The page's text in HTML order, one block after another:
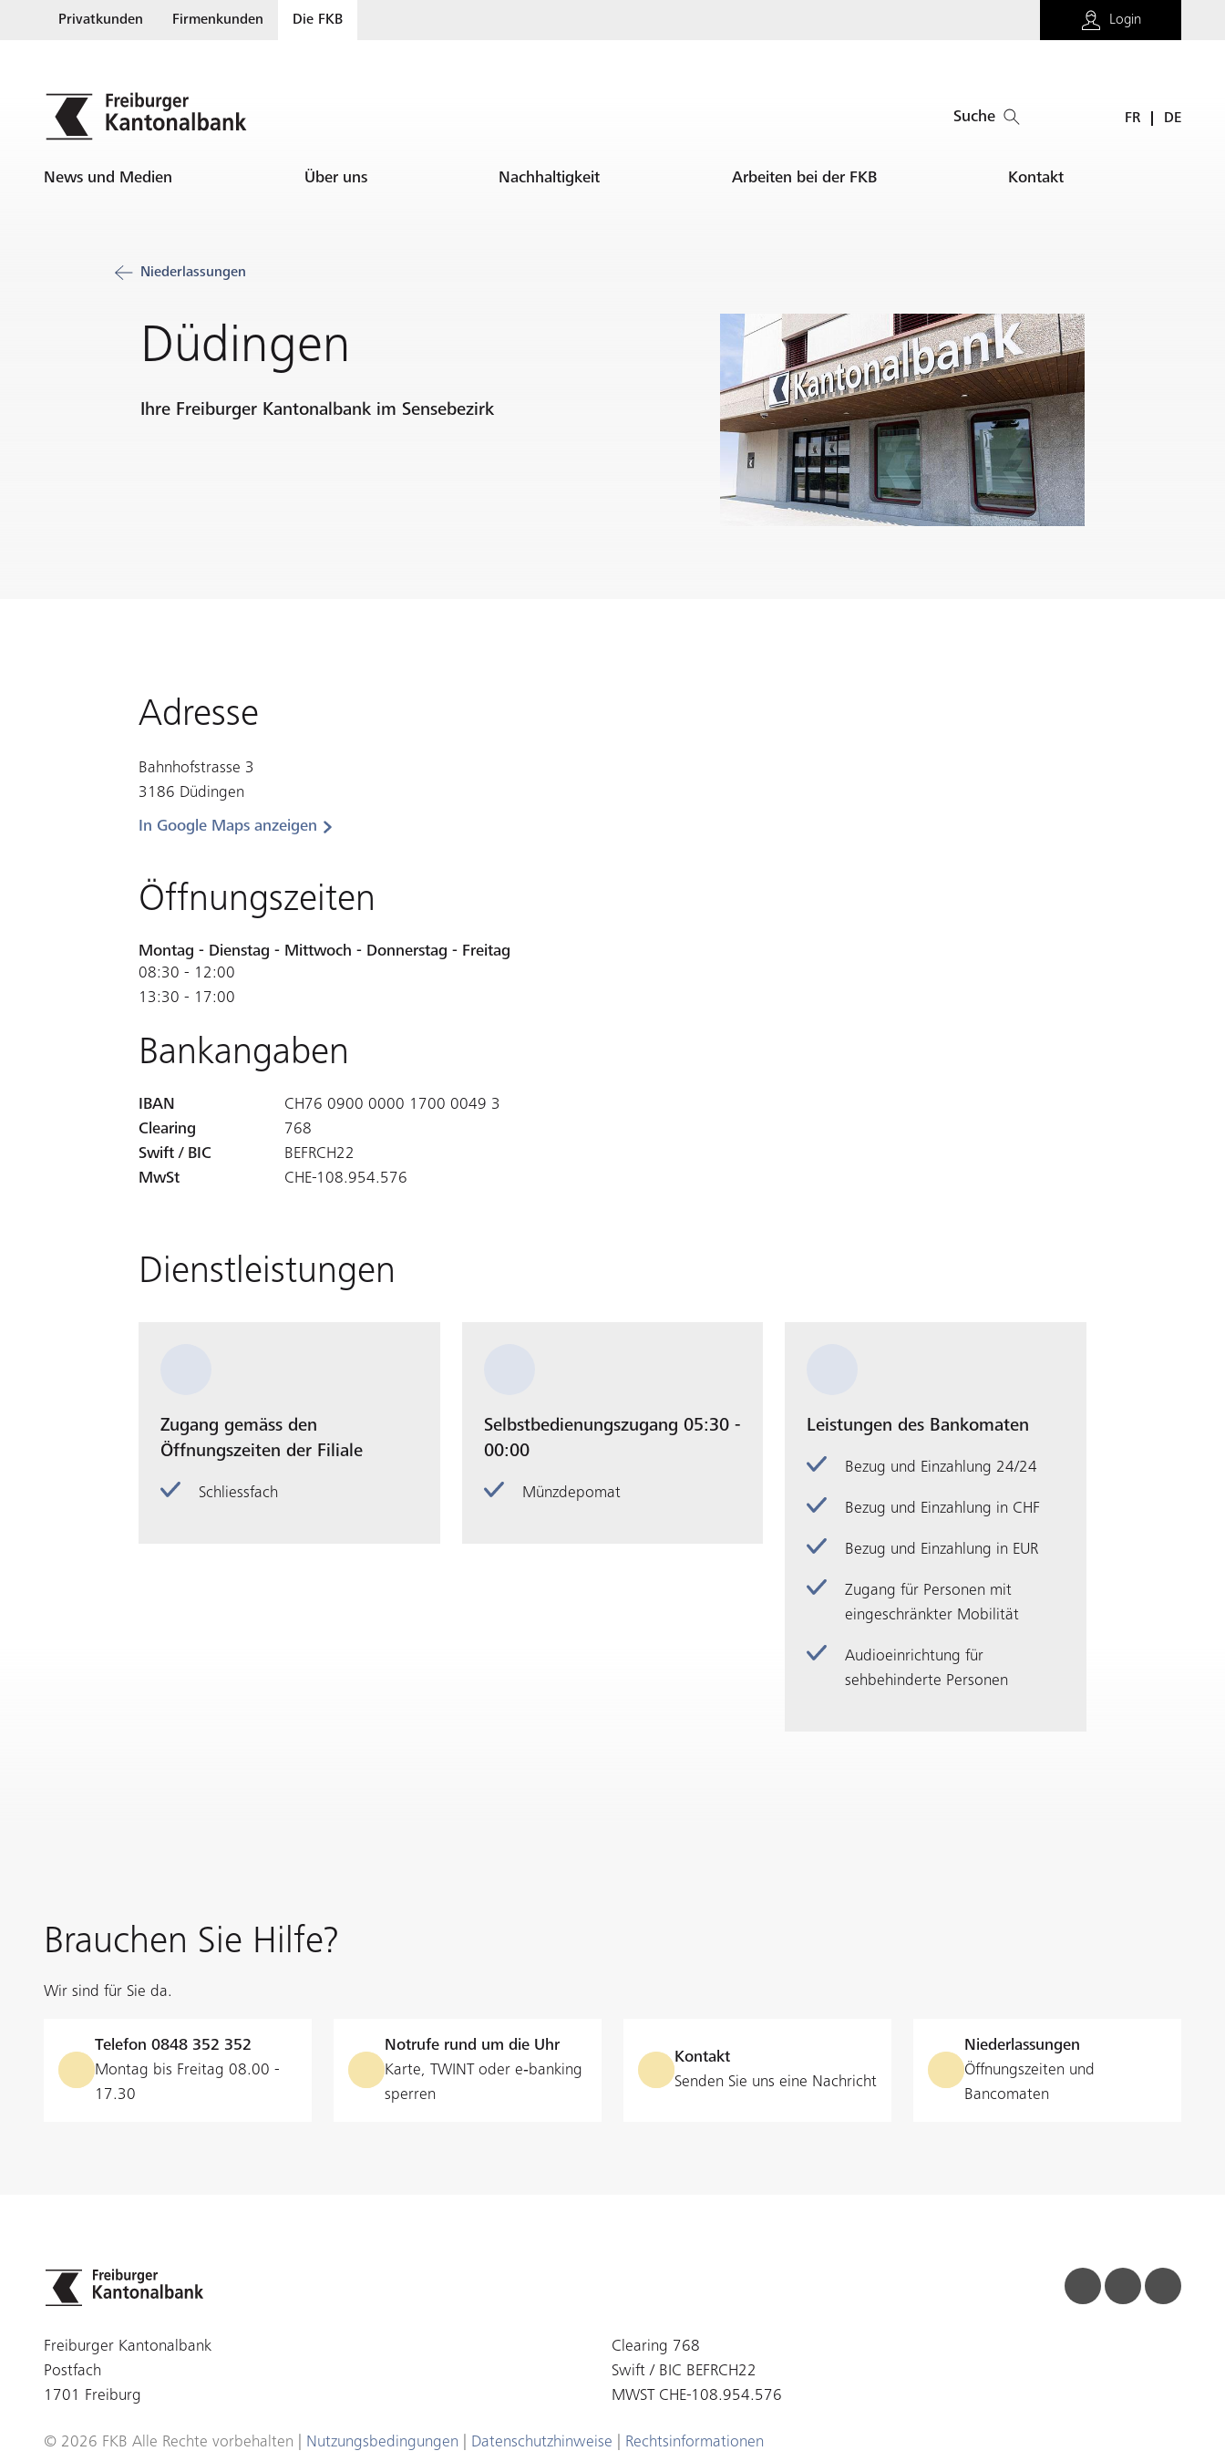
Privatkunden Firmenkunden Die FKB Login
Suche FR DE
News und Medien Über uns Nachhaltigkeit Arbeiten bei der FKB Kontakt
Niederlassungen
Düdingen
Ihre Freiburger Kantonalbank im Sensebezirk
Adresse
Bahnhofstrasse 3
3186 Düdingen
In Google Maps anzeigen
Öffnungszeiten
Montag - Dienstag - Mittwoch - Donnerstag - Freitag
08:30 - 12:00
13:30 - 17:00
Bankangaben
IBAN
CH76 0900 0000 1700 0049 3
Clearing
768
Swift / BIC
BEFRCH22
MwSt
CHE-108.954.576
Dienstleistungen
Zugang gemäss den
Öffnungszeiten der Filiale
Schliessfach
Selbstbedienungszugang 05:30 -
00:00
Münzdepomat
Leistungen des Bankomaten
Bezug und Einzahlung 24/24
Bezug und Einzahlung in CHF
Bezug und Einzahlung in EUR
Zugang für Personen mit
eingeschränkter Mobilität
Audioeinrichtung für
sehbehinderte Personen
Brauchen Sie Hilfe?
Wir sind für Sie da.
Telefon 0848 352 352
Montag bis Freitag 08.00 -
17.30
Notrufe rund um die Uhr
Karte, TWINT oder e‑banking
sperren
Kontakt
Senden Sie uns eine Nachricht
Niederlassungen
Öffnungszeiten und
Bancomaten
Freiburger Kantonalbank
Postfach
1701 Freiburg
Clearing 768
Swift / BIC BEFRCH22
MWST CHE-108.954.576
© 2026 FKB Alle Rechte vorbehalten | Nutzungsbedingungen Datenschutzhinweise Rechtsinformationen